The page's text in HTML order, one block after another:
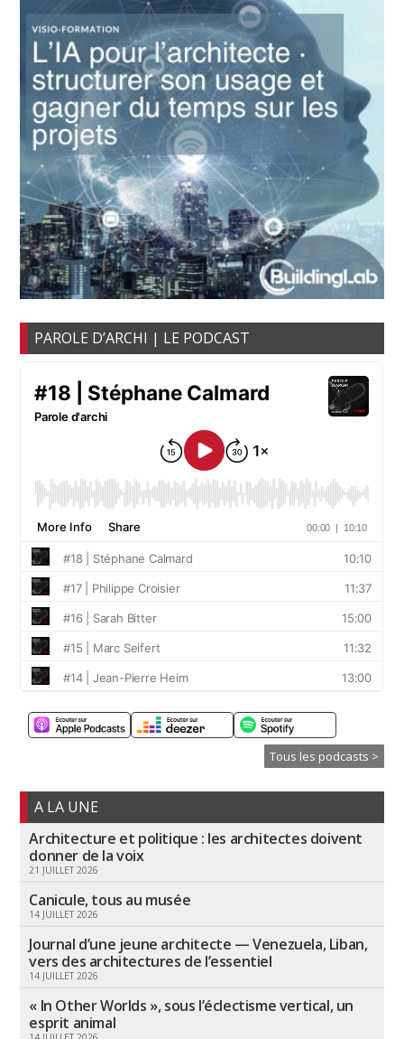
PAROLE D’ARCHI | LE PODCAST
Tous les podcasts >
A LA UNE
Architecture et politique : les architectes doivent
donner de la voix
21 JUILLET 2026
Canicule, tous au musée
14 JUILLET 2026
Journal d’une jeune architecte — Venezuela, Liban,
vers des architectures de l’essentiel
14 JUILLET 2026
« In Other Worlds », sous l’éclectisme vertical, un
esprit animal